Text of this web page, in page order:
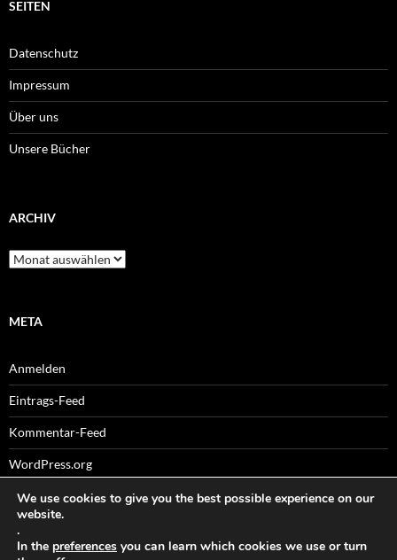
SEITEN
Datenschutz
Impressum
Über uns
Unsere Bücher
ARCHIV
Archiv
META
Anmelden
Eintrags-Feed
Kommentar-Feed
WordPress.org
Sitemaps
We use cookies to give you the best possible experience on our
website.
.
In the preferences you can learn which cookies we use or turn